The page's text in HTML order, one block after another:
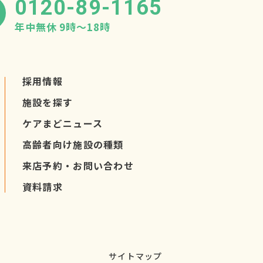
0120-89-1165
年中無休 9時〜18時
採用情報
施設を探す
ケアまどニュース
高齢者向け施設の種類
来店予約・ お問い合わせ
資料請求
サイトマップ